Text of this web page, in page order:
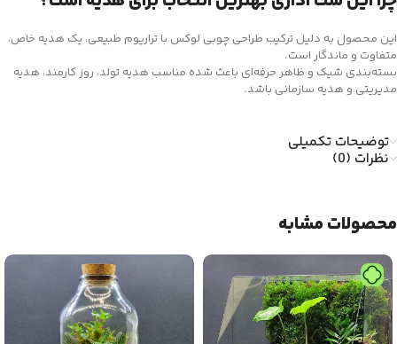
این محصول به دلیل ترکیب طراحی چوبی لوکس با تراریوم طبیعی، یک هدیه خاص،
متفاوت و ماندگار است.
بسته‌بندی شیک و ظاهر حرفه‌ای باعث شده مناسب هدیه تولد، روز کارمند، هدیه
مدیریتی و هدیه سازمانی باشد.
توضیحات تکمیلی
نظرات (0)
محصولات مشابه